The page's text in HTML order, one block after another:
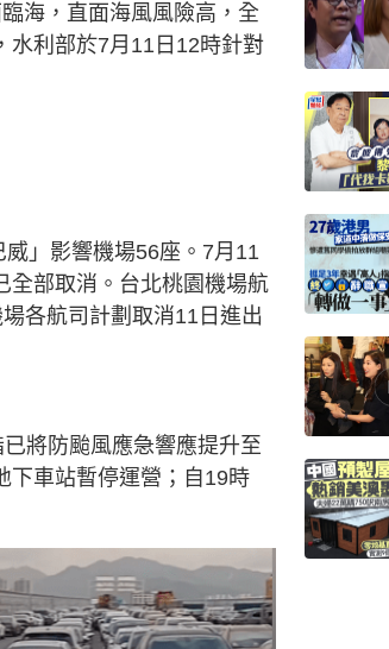
海，直面海風風險高，全
水利部於7月11日12時針對
」影響機場56座。7月11
全部取消。台北桃園機場航
各航司計劃取消11日進出
將防颱風應急響應提升至
下車站暫停運營；自19時